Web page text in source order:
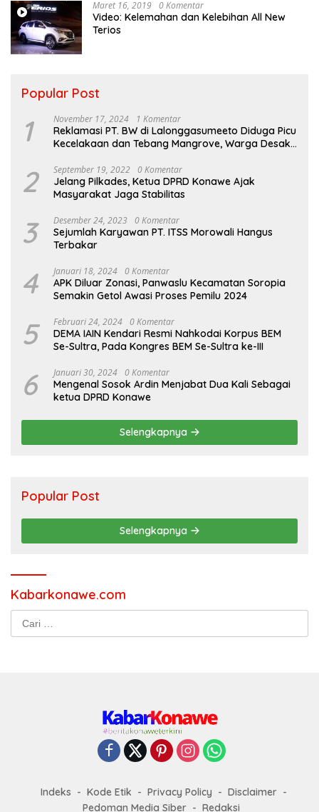
Maret 16, 2019 0 Komentar
Video: Kelemahan dan Kelebihan All New
Terios
Popular Post
1 November 17, 2024 1 Komentar
Reklamasi PT. BW di Lalonggasumeeto Diduga Picu
Kecelakaan dan Tebang Mangrove, Warga Desak
2 September 19, 2022 0 Komentar
Jelang Pilkades, Ketua DPRD Konawe Ajak
Masyarakat Jaga Stabilitas
3 Desember 24, 2023 0 Komentar
Sejumlah Karyawan PT. ITSS Morowali Hangus
Terbakar
4 Januari 18, 2024 0 Komentar
APK Diluar Zonasi, Panwaslu Kecamatan Soropia
Semakin Getol Awasi Proses Pemilu 2024
5 Februari 24, 2024 0 Komentar
DEMA IAIN Kendari Resmi Nahkodai Korpus BEM
Se-Sultra, Pada Kongres BEM Se-Sultra ke-III
6 Januari 30, 2024 0 Komentar
Mengenal Sosok Ardin Menjabat Dua Kali Sebagai
ketua DPRD Konawe
Selengkapnya
Popular Post
Selengkapnya
Kabarkonawe.com
Cari
untuk:
Indeks Kode Etik Privacy Policy
Disclaimer
Pedoman Media Siber
Redaksi